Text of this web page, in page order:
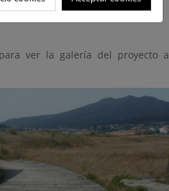
ver la galería del proyecto a